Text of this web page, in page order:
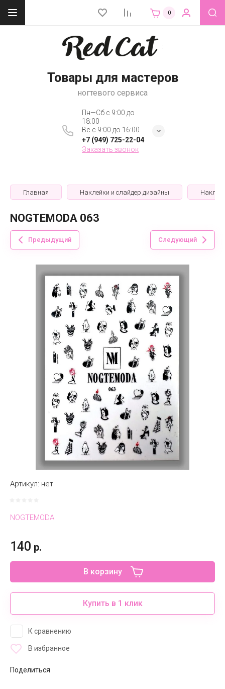
0
Товары для мастеров
ногтевого сервиса
Пн—Сб с 9:00 до
18:00
Вс с 9:00 до 16:00
+7 (949) 725-22-04
Заказать звонок
Главная Наклейки и слайдер дизайны
NOGTEMODA 063
Предыдущий Следующий
Артикул: нет
NOGTEMODA
140 р.
В корзину
Купить в 1 клик
К сравнению
В избранное
Поделиться